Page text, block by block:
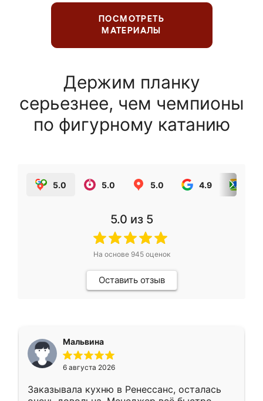
ПОСМОТРЕТЬ
МАТЕРИАЛЫ
Держим планку
серьезнее, чем чемпионы
по фигурному катанию
5.0 5.0 5.0 4.9
5.0 из 5
На основе 945оценок
Оставить отзыв
Мальвина
6 августа 2026
Заказывала кухню в Ренессанс, осталась